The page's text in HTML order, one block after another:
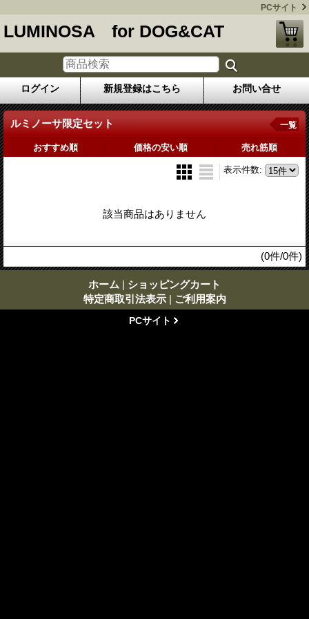
PCサイト
LUMINOSA for DOG&CAT
ログイン 新規登録はこちら お問い合せ
ルミノーサ限定セット 一覧
おすすめ順 価格の安い順 売れ筋順
表示件数:
該当商品はありません
(0件/0件)
ホーム | ショッピングカート
特定商取引法表示 | ご利用案内
PCサイト